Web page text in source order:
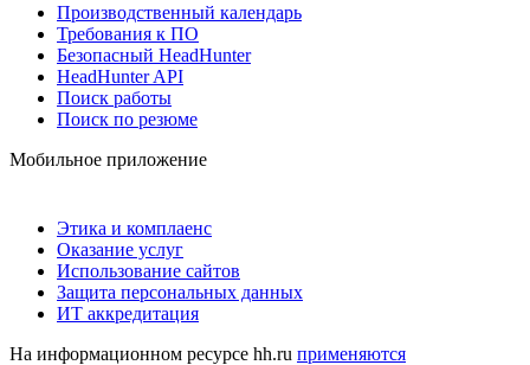
Производственный календарь
Требования к ПО
Безопасный HeadHunter
HeadHunter API
Поиск работы
Поиск по резюме
Мобильное приложение
Этика и комплаенс
Оказание услуг
Использование сайтов
Защита персональных данных
ИТ аккредитация
На информационном ресурсе hh.ru применяются